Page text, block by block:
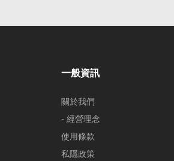
一般資訊
關於我們
- 經營理念
使用條款
私隱政策